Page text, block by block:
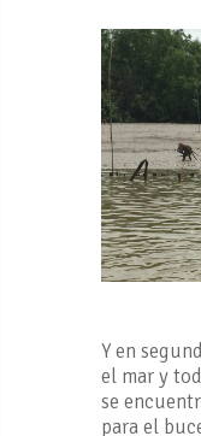
Y en
el mar y
se
para el